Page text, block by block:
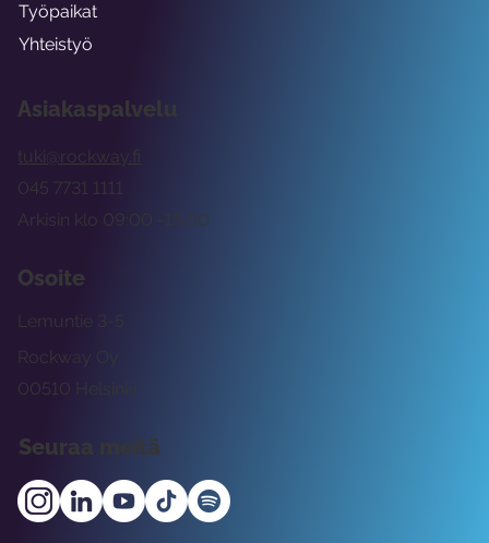
Asiakaspalvelu
tuki@rockway.fi
Arkisin klo 09:00 -15:00
045 7731 1111
Osoite
Rockway Oy
Lemuntie 3-5
00510 Helsinki
Seuraa meitä
Työpaikat
Yhteistyö